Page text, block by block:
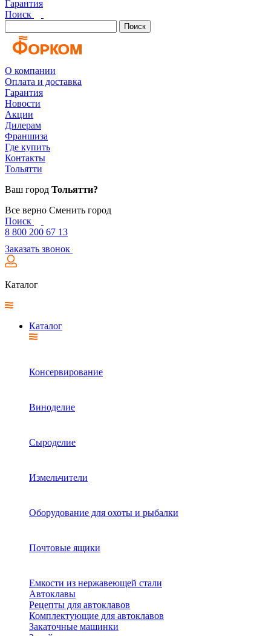
Гарантия
Поиск
Поиск
О компании
Оплата и доставка
Гарантия
Новости
Акции
Дилерам
Франшиза
Где купить
Контакты
Тольятти
Ваш город Тольятти?
Все верно Сменить город
Поиск
8 800 200 67 13
Заказать звонок
Каталог
Каталог
Консервирование
Виноделие
Сыроделие
Измельчители
Оборудование для охоты и рыбалки
Почтовые ящики
Емкости из нержавеющей стали
Автоклавы
Рецепты для автоклавов
Комплектующие для автоклавов
Закаточные машинки